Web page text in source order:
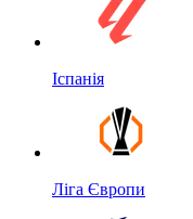
Іспанія
Ліга Європи